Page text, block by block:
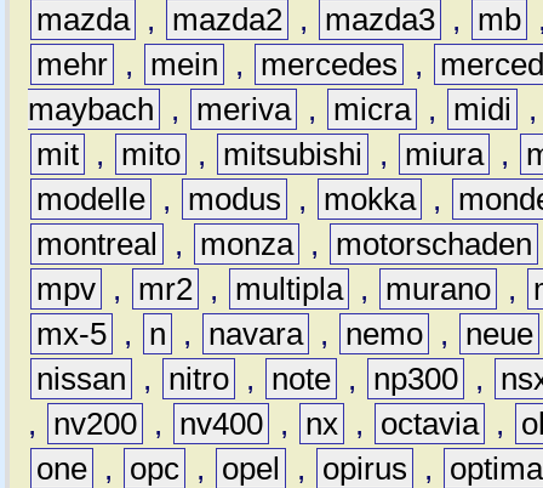
mazda , mazda2 , mazda3 , mb
mehr , mein , mercedes ,
maybach
, meriva , micra , midi
mit , mito , mitsubishi , miura ,
modelle , modus , mokka ,
montreal
, monza , motorschaden
mpv , mr2 , multipla , murano ,
mx-5 , n , navara , nemo , neue
nissan
, nitro , note , np300 ,
,
nv200 , nv400 , nx , octavia ,
one , opc , opel , opirus ,
optima